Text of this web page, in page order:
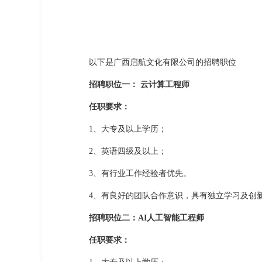
以下是广西启航文化有限公司的招聘职位
招聘职位一： 云计算工程师
任职要求：
1、大专及以上学历；
2、英语四级及以上；
3、有行业工作经验者优先。
4、有良好的团队合作意识，具有独立学习及创
招聘职位二：AI人工智能工程师
任职要求：